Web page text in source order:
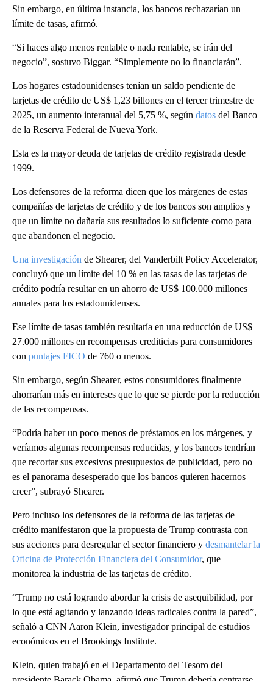
Sin embargo, en última instancia, los bancos rechazarían un
límite de tasas, afirmó.
“Si haces algo menos rentable o nada rentable, se irán del
negocio”, sostuvo Biggar. “Simplemente no lo financiarán”.
Los hogares estadounidenses tenían un saldo pendiente de
tarjetas de crédito de US$ 1,23 billones en el tercer trimestre de
2025, un aumento interanual del 5,75 %, según datos del Banco
de la Reserva Federal de Nueva York.
Esta es la mayor deuda de tarjetas de crédito registrada desde
1999.
Los defensores de la reforma dicen que los márgenes de estas
compañías de tarjetas de crédito y de los bancos son amplios y
que un límite no dañaría sus resultados lo suficiente como para
que abandonen el negocio.
Una investigación de Shearer, del Vanderbilt Policy Accelerator,
concluyó que un límite del 10 % en las tasas de las tarjetas de
crédito podría resultar en un ahorro de US$ 100.000 millones
anuales para los estadounidenses.
Ese límite de tasas también resultaría en una reducción de US$
27.000 millones en recompensas crediticias para consumidores
con puntajes FICO de 760 o menos.
Sin embargo, según Shearer, estos consumidores finalmente
ahorrarían más en intereses que lo que se pierde por la reducción
de las recompensas.
“Podría haber un poco menos de préstamos en los márgenes, y
veríamos algunas recompensas reducidas, y los bancos tendrían
que recortar sus excesivos presupuestos de publicidad, pero no
es el panorama desesperado que los bancos quieren hacernos
creer”, subrayó Shearer.
Pero incluso los defensores de la reforma de las tarjetas de
crédito manifestaron que la propuesta de Trump contrasta con
sus acciones para desregular el sector financiero y desmantelar la
Oficina de Protección Financiera del Consumidor, que
monitorea la industria de las tarjetas de crédito.
“Trump no está logrando abordar la crisis de asequibilidad, por
lo que está agitando y lanzando ideas radicales contra la pared”,
señaló a CNN Aaron Klein, investigador principal de estudios
económicos en el Brookings Institute.
Klein, quien trabajó en el Departamento del Tesoro del